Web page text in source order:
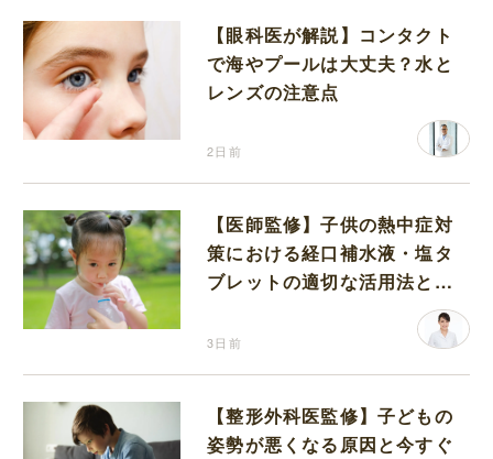
【眼科医が解説】コンタクト
で海やプールは大丈夫？水と
レンズの注意点
2日前
【医師監修】子供の熱中症対
策における経口補水液・塩タ
ブレットの適切な活用法と水
3日前
【整形外科医監修】子どもの
姿勢が悪くなる原因と今すぐ